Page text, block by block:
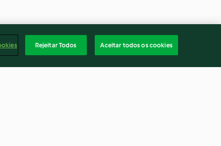
Rejeitar Todos Aceitar todos os cookies